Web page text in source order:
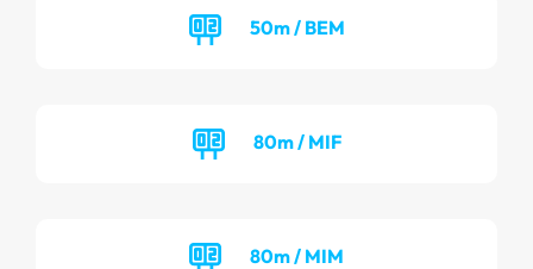
50m / BEM
80m / MIF
80m / MIM